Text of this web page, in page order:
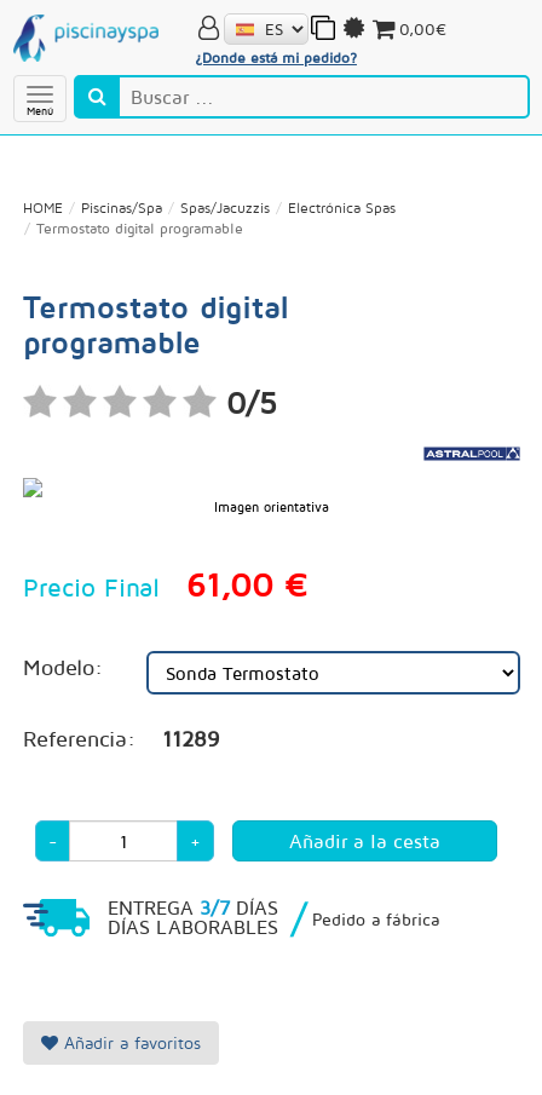
Menú
¿Donde está mi pedido?
0,00€
HOME Piscinas/Spa Spas/Jacuzzis
Electrónica Spas
Termostato digital programable
Termostato digital
programable
0/5
Imagen orientativa
Precio Final 61,00 €
Modelo:
Referencia: 11289
- +
ENTREGA 3/7DÍAS
DÍAS LABORABLES
/ Pedido a fábrica
Añadir a favoritos